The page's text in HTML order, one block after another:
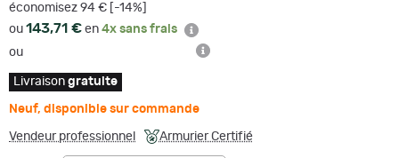
économisez 94 € [-14%]
ou 143,71 € en 4x sans frais
ou
Livraison gratuite
Neuf, disponible sur commande
Vendeur professionnel Armurier Certifié